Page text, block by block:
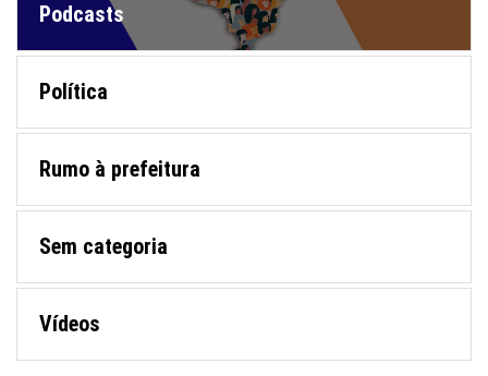
Podcasts
Política
Rumo à prefeitura
Sem categoria
Vídeos